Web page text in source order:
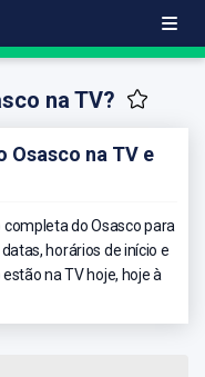
na TV?
na TV e
do Osasco para
horários de início e
na TV hoje, hoje à